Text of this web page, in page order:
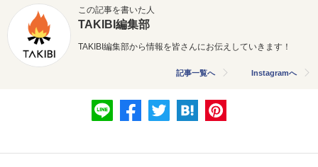
この記事を書いた人
TAKIBI編集部
TAKIBI編集部から情報を皆さんにお伝えしていきます！
記事一覧へ Instagramへ